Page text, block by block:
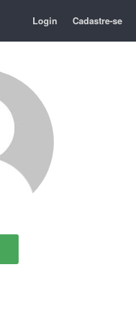
Login Cadastre-se